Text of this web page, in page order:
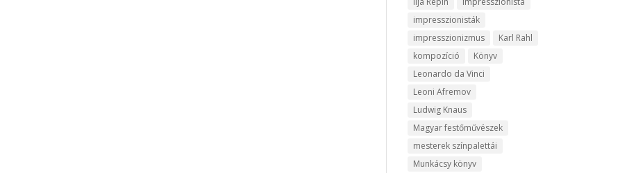
impresszionisták
impresszionizmus
Karl Rahl
kompozíció
Könyv
Leonardo da Vinci
Leoni Afremov
Ludwig Knaus
Magyar festőművészek
mesterek színpalettái
Munkácsy könyv